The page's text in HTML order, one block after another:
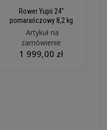
Rower Yupii 24"
pomarańczowy 8,2 kg
Artykuł na
zamówienie
1 999,00 zł